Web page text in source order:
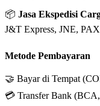
📦 Jasa Ekspedisi
J&T Express, JNE,
Metode Pembayaran
🤝 Bayar di Tempat
💳 Transfer Bank